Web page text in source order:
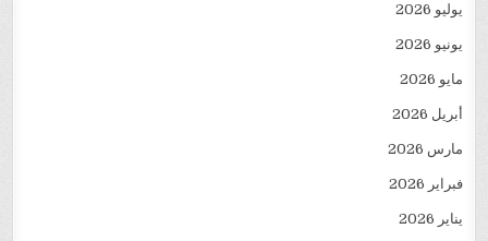
يوليو 2026
يونيو 2026
مايو 2026
أبريل 2026
مارس 2026
فبراير 2026
يناير 2026